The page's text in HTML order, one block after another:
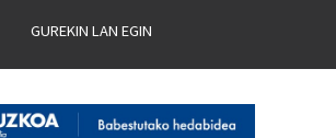
GUREKIN LAN EGIN